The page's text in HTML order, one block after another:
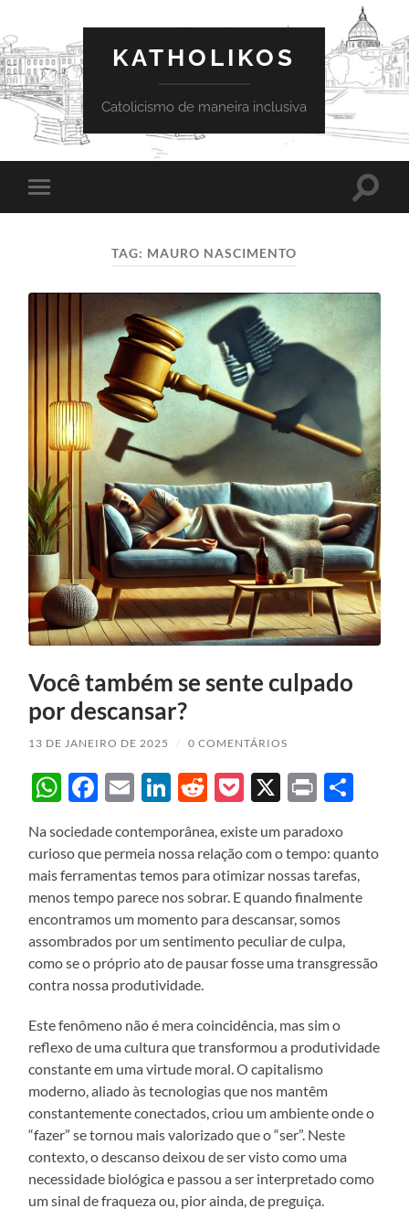
KATHOLIKOS
Catolicismo de maneira inclusiva
Toggle
mobile
Toggle
TAG: MAURO NASCIMENTO
Você também se sente culpado
por descansar?
13 DE JANEIRO DE 2025 / 0 COMENTÁRIOS
WhatsApp
Facebook
EmailLinkedIn
Reddit
Pocket
X Print
Na sociedade contemporânea, existe um paradoxo
curioso que permeia nossa relação com o tempo: quanto
mais ferramentas temos para otimizar nossas tarefas,
menos tempo parece nos sobrar. E quando finalmente
encontramos um momento para descansar, somos
assombrados por um sentimento peculiar de culpa,
como se o próprio ato de pausar fosse uma transgressão
contra nossa produtividade.
Este fenômeno não é mera coincidência, mas sim o
reflexo de uma cultura que transformou a produtividade
constante em uma virtude moral. O capitalismo
moderno, aliado às tecnologias que nos mantêm
constantemente conectados, criou um ambiente onde o
“fazer” se tornou mais valorizado que o “ser”. Neste
contexto, o descanso deixou de ser visto como uma
necessidade biológica e passou a ser interpretado como
um sinal de fraqueza ou, pior ainda, de preguiça.